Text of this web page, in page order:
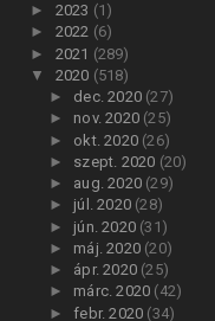
► 2023 (1)
► 2022 (6)
► 2021 (289)
▼ 2020 (518)
► dec. 2020 (27)
► nov. 2020 (25)
► okt. 2020 (26)
► szept. 2020 (20)
► aug. 2020 (29)
► júl. 2020 (28)
► jún. 2020 (31)
► máj. 2020 (20)
► ápr. 2020 (25)
► márc. 2020 (42)
►febr. 2020 (34)